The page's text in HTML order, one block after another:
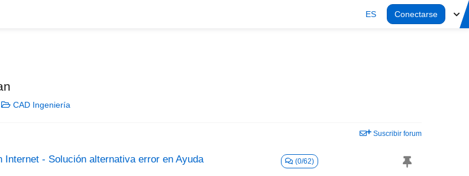
ES Conectarse
CAD Ingeniería
Suscribir forum
Internet - Solución alternativa error en Ayuda
(0/62)